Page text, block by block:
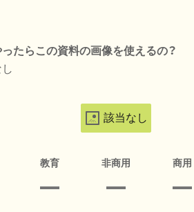
たらこの資料の画像を使えるの？
該当なし
教育 非商用 商用